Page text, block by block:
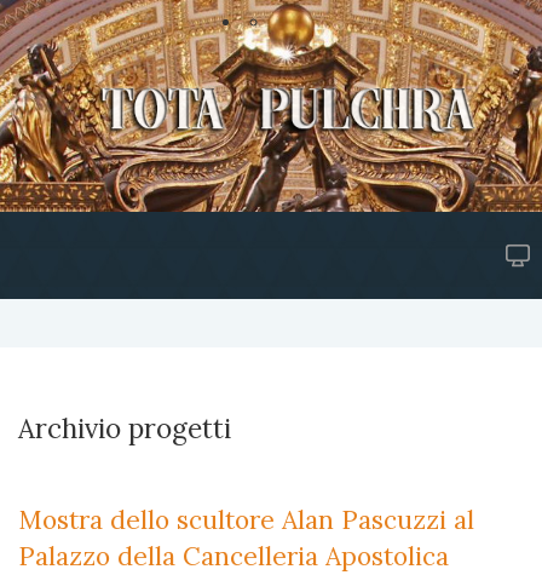
Archivio progetti
Mostra dello scultore Alan Pascuzzi al
Palazzo della Cancelleria Apostolica